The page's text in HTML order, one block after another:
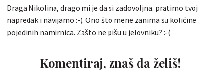
Draga Nikolina, drago mi je da si zadovoljna. pratimo tvoj
napredak i navijamo :-). Ono što mene zanima su količine
pojedinih namirnica. Zašto ne pišu u jelovniku? :-(
Komentiraj, znaš da želiš!